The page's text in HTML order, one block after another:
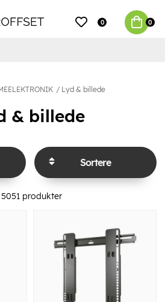
0 0
Lyd & billede
& billede
Sortere
5051produkter